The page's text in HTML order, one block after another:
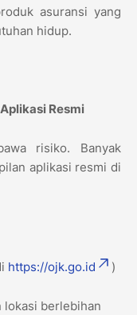
asuransi yang
hidup.
Resmi
risiko. Banyak
aplikasi resmi di
https://ojk.go.id )
lokasi berlebihan